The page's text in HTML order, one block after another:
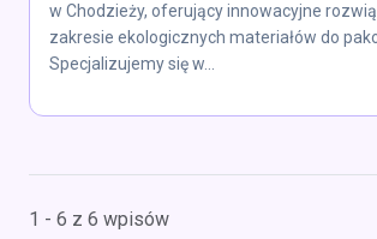
w Chodzieży, oferujący innowacyjne
zakresie ekologicznych materiałów do
Specjalizujemy się w...
1 - 6 z 6 wpisów